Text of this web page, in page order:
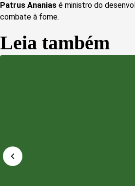
Patrus Ananias é ministro do
combate à fome.
Leia também